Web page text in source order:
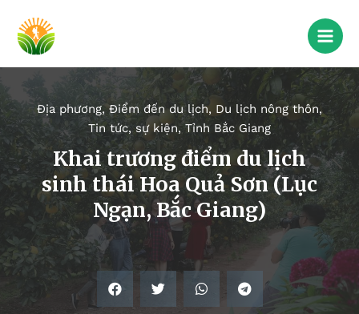
Địa phương,Điểm đến du lịch, Du lịch nông thôn,
Tin tức, sự kiện, Tỉnh Bắc Giang
Khai trương điểm du lịch
sinh thái Hoa Quả Sơn (Lục
Ngạn, Bắc Giang)